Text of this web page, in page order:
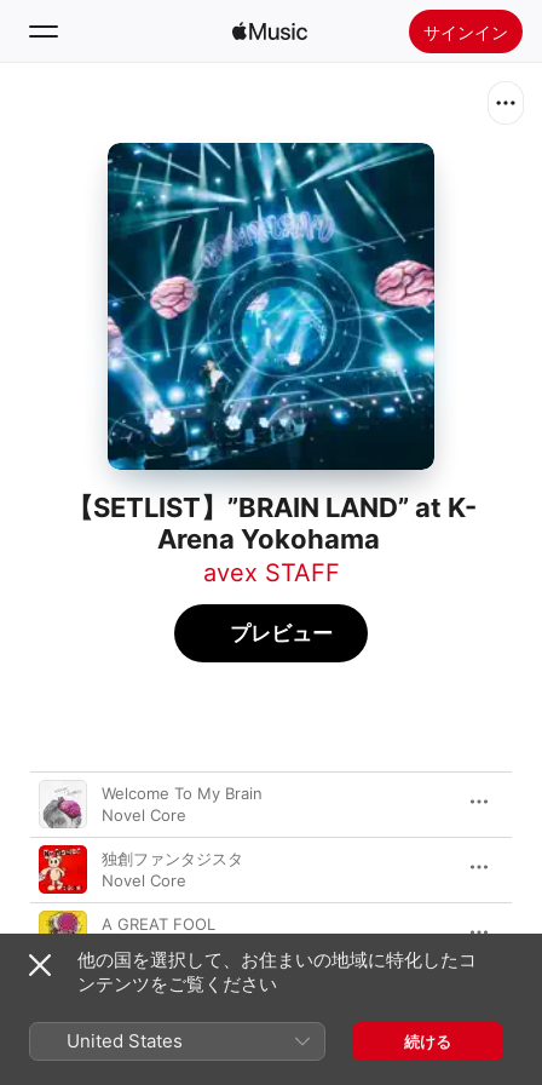
サインイン
ホーム
新着おすすめ
Apple Musicをインストール
【SETLIST】”BRAIN LAND” at K-
Arena Yokohama
avex STAFF
プレビュー
曲 時間
Welcome To My Brain
Novel Core
独創ファンタジスタ
Novel Core
A GREAT FOOL
PANIC! (feat. SKY-HI)
ex feat. Ayumu Imazu
他の国を選択して、お住まいの地域に特化したコ
ンテンツをご覧ください
United States 続ける